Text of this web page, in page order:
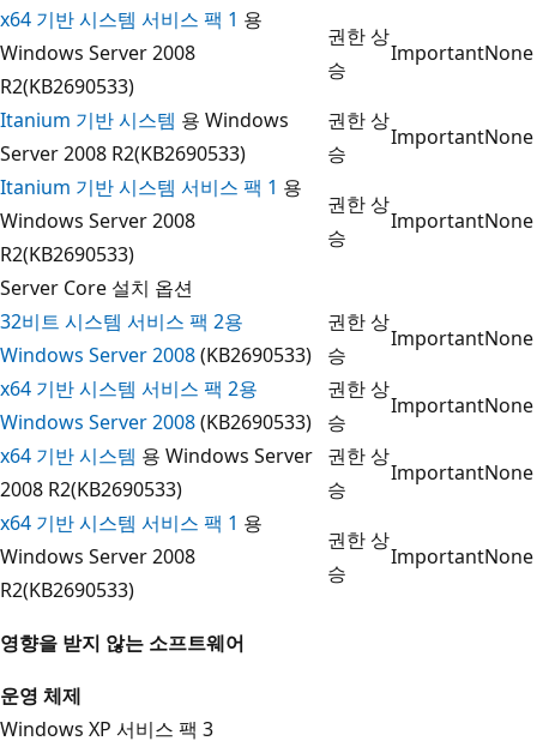
x64 기반 시스템 서비스 팩 1 용
Windows Server 2008
R2(KB2690533)
권한 상
승
ImportantNone
Itanium 기반 시스템 용 Windows
Server 2008 R2(KB2690533)
권한 상
승
ImportantNone
Itanium 기반 시스템 서비스 팩 1 용
Windows Server 2008
R2(KB2690533)
권한 상
승
ImportantNone
Server Core 설치 옵션
32비트 시스템 서비스 팩 2용
Windows Server 2008(KB2690533)
권한 상
승
ImportantNone
x64 기반 시스템 서비스 팩 2용
Windows Server 2008(KB2690533)
권한 상
승
ImportantNone
x64 기반 시스템 용 Windows Server
2008 R2(KB2690533)
권한 상
승
ImportantNone
x64 기반 시스템 서비스 팩 1 용
Windows Server 2008
R2(KB2690533)
권한 상
승
ImportantNone
영향을 받지 않는 소프트웨어
운영 체제
Windows XP 서비스 팩 3